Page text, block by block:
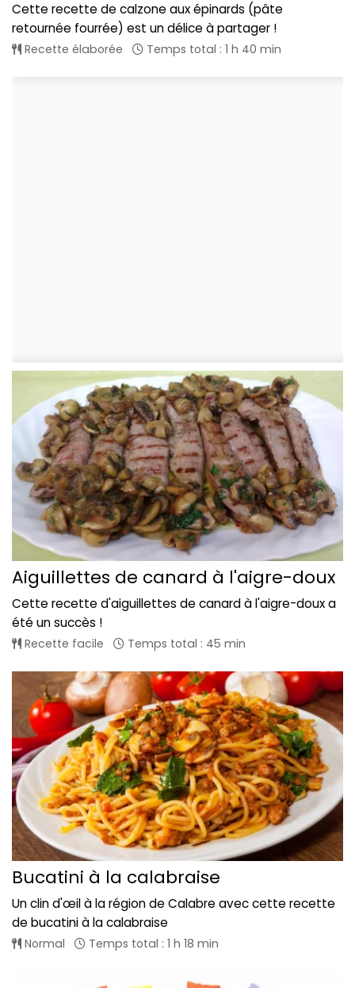
Cette recette de calzone aux épinards (pâte
retournée fourrée) est un délice à partager !
Recette élaborée Temps total : 1 h 40 min
Aiguillettes de canard à l'aigre-doux
Cette recette d'aiguillettes de canard à l'aigre-doux a
été un succès !
Recette facile Temps total : 45 min
Bucatini à la calabraise
Un clin d'œil à la région de Calabre avec cette recette
de bucatini à la calabraise
Normal Temps total : 1 h 18 min